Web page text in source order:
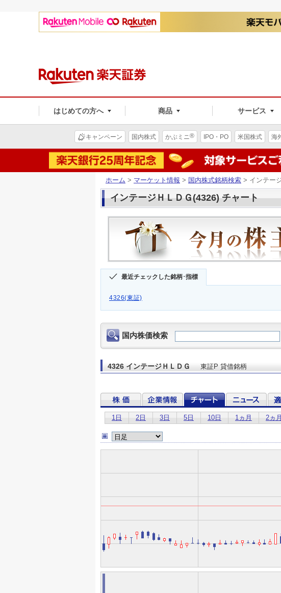
はじめての方へ 商品 サービス
キャンペーン 国内株式 かぶミニ® IPO・PO 米国株式 海
ホーム > マーケット情報 > 国内株式銘柄検索 > インテー
インテージＨＬＤＧ(4326) チャート
最近チェックした銘柄･指標
4326(東証)